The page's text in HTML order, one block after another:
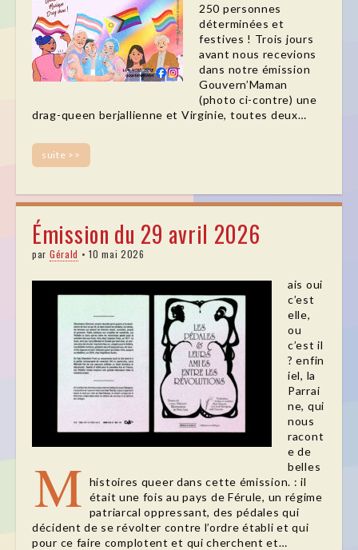
250 personnes
déterminées et
festives ! Trois jours
avant nous recevions
dans notre émission
Gouvern’Maman
(photo ci-contre) une
drag-queen berjallienne et Virginie, toutes deux…
suite >>
Émission du 29 avril 2026
par Gérald •10 mai 2026
M
ais oui
c’est
elle,
ou
c’est il
? enfin
iel, la
Parrai
ne, qui
nous
racont
e de
belles
histoires queer dans cette émission. : il
était une fois au pays de Férule, un régime
patriarcal oppressant, des pédales qui
décident de se révolter contre l’ordre établi et qui
pour ce faire complotent et qui cherchent et…